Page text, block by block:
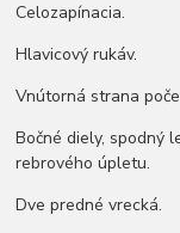
Celozapínacia.
Hlavicový rukáv.
Vnútorná strana
Bočné diely, spodný
rebrového úpletu.
Dve predné vrecká.